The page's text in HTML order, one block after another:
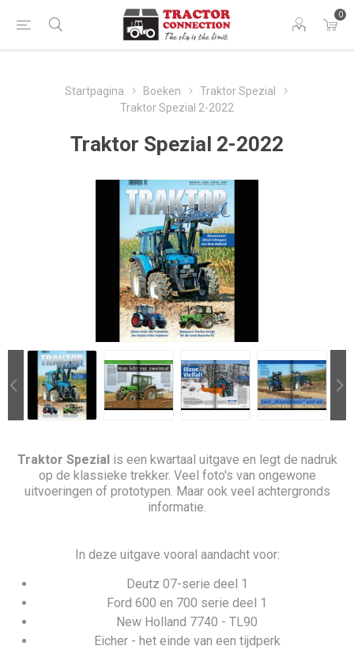
0
Startpagina Boeken
Traktor Spezial
Traktor Spezial 2-2022
Traktor Spezial 2-2022
Traktor Spezial is een kwartaal uitgave en legt de nadruk
op de klassieke trekker. Veel foto's van ongewone
uitvoeringen of prototypen. Maar ook veel achtergronds
informatie.
In deze uitgave vooral aandacht voor:
Deutz 07-serie deel 1
Ford 600 en 700 serie deel 1
New Holland 7740 - TL90
Eicher - het einde van een tijdperk